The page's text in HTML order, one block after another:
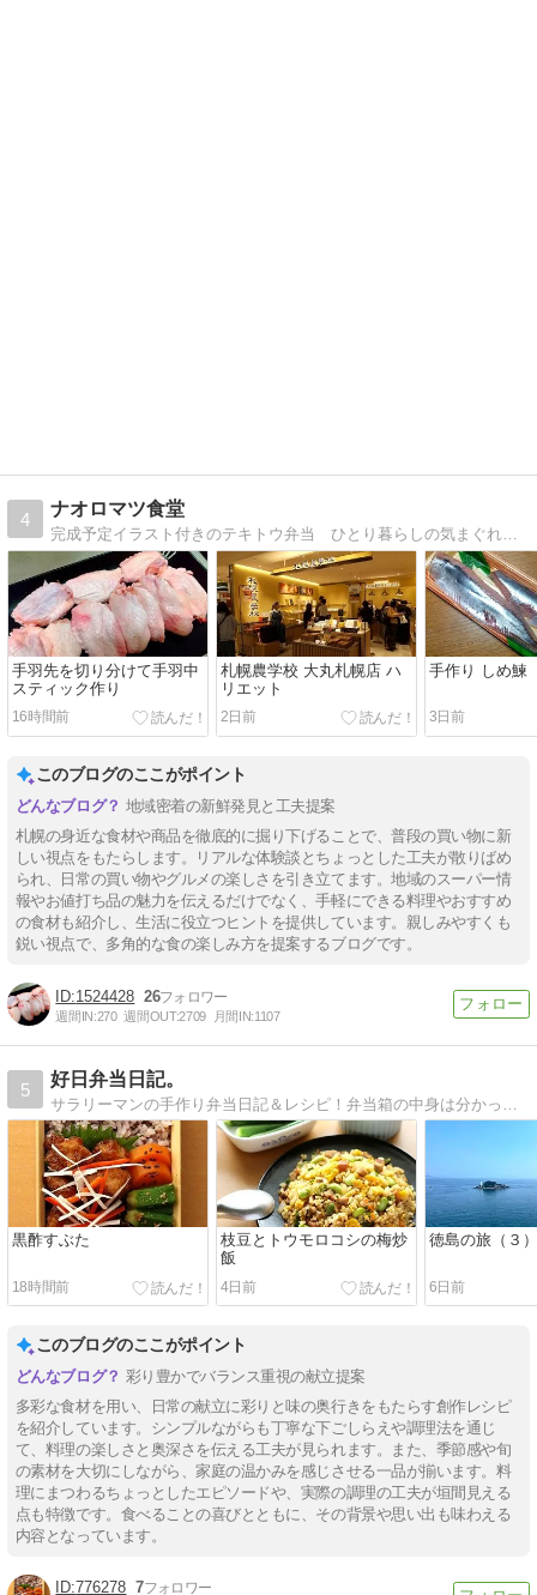
4
ナオロマツ食堂
完成予定イラスト付きのテキトウ弁当 ひとり暮らしの気まぐれ料理やオススメ商品、旅行記など2021年から桜文鳥と共同生活始めました
手羽先を切り分けて手羽中
スティック作り
16時間前
札幌農学校 大丸札幌店 ハ
リエット
2日前
手作り しめ鰊
3日前
このブログのここがポイント
地域密着の新鮮発見と工夫提案
札幌の身近な食材や商品を徹底的に掘り下げることで、普段の買い物に新
しい視点をもたらします。リアルな体験談とちょっとした工夫が散りばめ
られ、日常の買い物やグルメの楽しさを引き立てます。地域のスーパー情
報やお値打ち品の魅力を伝えるだけでなく、手軽にできる料理やおすすめ
の食材も紹介し、生活に役立つヒントを提供しています。親しみやすくも
鋭い視点で、多角的な食の楽しみ方を提案するブログです。
1524428 26
週間IN:270 週間OUT:2709 月間IN:1107
5
好日弁当日記。
黒酢すぶた
18時間前
枝豆とトウモロコシの梅炒
飯
4日前
徳島の旅（３）
6日前
このブログのここがポイント
彩り豊かでバランス重視の献立提案
多彩な食材を用い、日常の献立に彩りと味の奥行きをもたらす創作レシピ
を紹介しています。シンプルながらも丁寧な下ごしらえや調理法を通じ
て、料理の楽しさと奥深さを伝える工夫が見られます。また、季節感や旬
の素材を大切にしながら、家庭の温かみを感じさせる一品が揃います。料
理にまつわるちょっとしたエピソードや、実際の調理の工夫が垣間見える
点も特徴です。食べることの喜びとともに、その背景や思い出も味わえる
内容となっています。
776278 7